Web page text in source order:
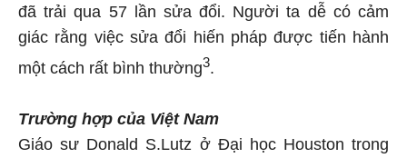
đã trải qua 57 lần sửa đổi. Người ta dễ có cảm
giác rằng việc sửa đổi hiến pháp được tiến hành
một cách rất bình thường3.
Trường hợp của Việt Nam
Giáo sư Donald S.Lutz ở Đại học Houston trong